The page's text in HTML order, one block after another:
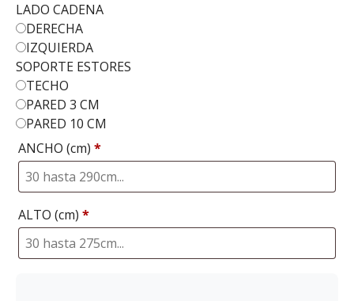
LADO CADENA
DERECHA
IZQUIERDA
SOPORTE ESTORES
TECHO
PARED 3 CM
PARED 10 CM
ANCHO (cm) *
ALTO (cm) *